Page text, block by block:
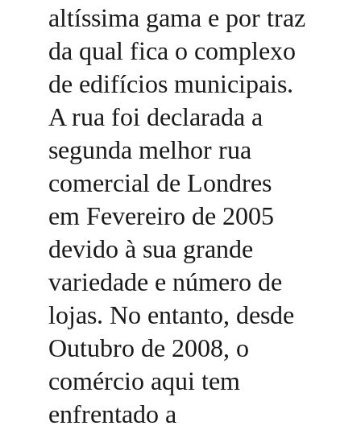
altíssima gama e por traz
da qual fica o complexo
de edifícios municipais.
A rua foi declarada a
segunda melhor rua
comercial de Londres
em Fevereiro de 2005
devido à sua grande
variedade e número de
lojas. No entanto, desde
Outubro de 2008, o
comércio aqui tem
enfrentado a